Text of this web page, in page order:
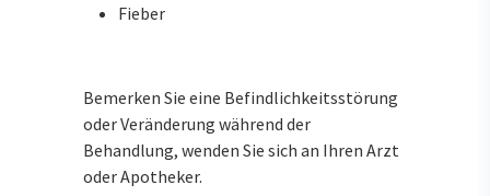
Fieber
Bemerken Sie eine Befindlichkeitsstörung
oder Veränderung während der
Behandlung, wenden Sie sich an Ihren Arzt
oder Apotheker.